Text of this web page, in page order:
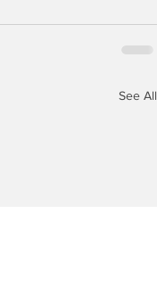
See All